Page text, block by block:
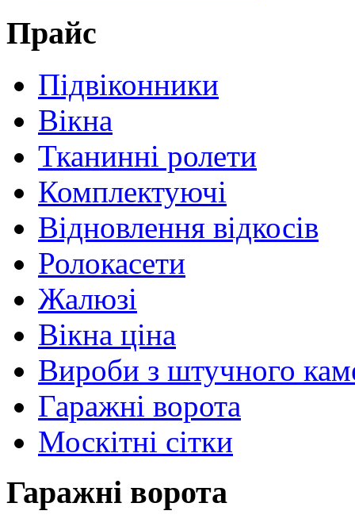
Прайс
Підвіконники
Вікна
Тканинні ролети
Комплектуючі
Відновлення відкосів
Ролокасети
Жалюзі
Вікна ціна
Вироби з штучного
Гаражні ворота
Москітні сітки
Гаражні ворота